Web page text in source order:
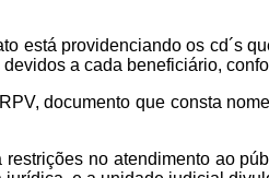
providenciando os cd´s
a cada beneficiário,
documento que consta
no atendimento ao